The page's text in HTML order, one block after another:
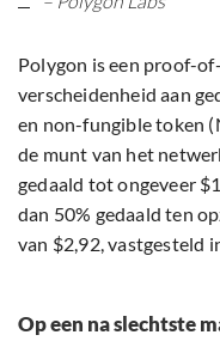
Polygon is een proof-
verscheidenheid aan
en non-fungible token
de munt van het
gedaald tot ongeveer
dan 50% gedaald ten
van $2,92, vastgesteld
Op een na slechtste